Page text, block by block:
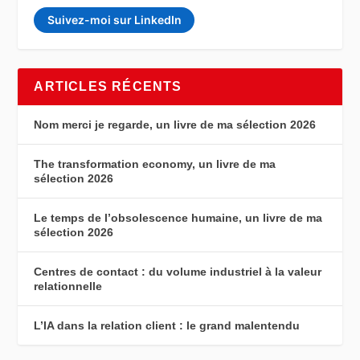
Suivez-moi sur LinkedIn
ARTICLES RÉCENTS
Nom merci je regarde, un livre de ma sélection 2026
The transformation economy, un livre de ma
sélection 2026
Le temps de l’obsolescence humaine, un livre de ma
sélection 2026
Centres de contact : du volume industriel à la valeur
relationnelle
L’IA dans la relation client : le grand malentendu